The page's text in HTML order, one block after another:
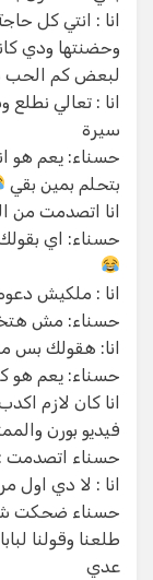
انا : انتي كل
وحضنتها ودي
لبعض كم الحب
انا : تعالي
سيرة
حسناء: يعم هو
بتحلم بمين بقي
انا اتصدمت من
حسناء: اي
انا : ملكيش
حسناء: مش
انا: هقولك بس
حسناء: يعم هو
انا كان لازم
فيديو بورن
حسناء اتصدمت
انا : لا دي اول
حسناء ضحكت
طلعنا وقولنا
عدي